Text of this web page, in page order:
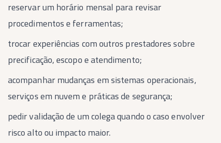
reservar um horário mensal para revisar
procedimentos e ferramentas;
trocar experiências com outros prestadores sobre
precificação, escopo e atendimento;
acompanhar mudanças em sistemas operacionais,
serviços em nuvem e práticas de segurança;
pedir validação de um colega quando o caso envolver
risco alto ou impacto maior.